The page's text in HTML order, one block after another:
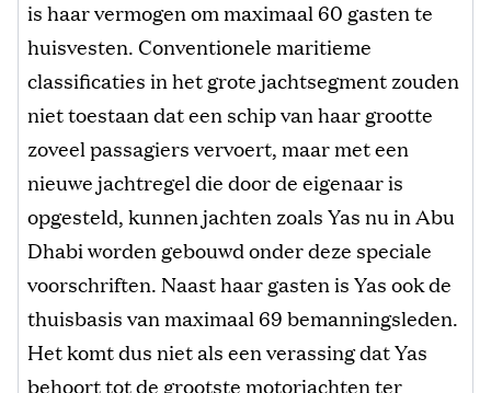
is haar vermogen om maximaal 60 gasten te
huisvesten. Conventionele maritieme
classificaties in het grote jachtsegment zouden
niet toestaan ​​dat een schip van haar grootte
zoveel passagiers vervoert, maar met een
nieuwe jachtregel die door de eigenaar is
opgesteld, kunnen jachten zoals Yas nu in Abu
Dhabi worden gebouwd onder deze speciale
voorschriften. Naast haar gasten is Yas ook de
thuisbasis van maximaal 69 bemanningsleden.
Het komt dus niet als een verassing dat Yas
behoort tot de grootste motorjachten ter